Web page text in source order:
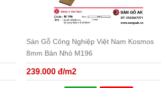
Sàn Gỗ Công Nghiệp Việt Nam Kosmos
8mm Bản Nhỏ M196
239.000 đ/m2